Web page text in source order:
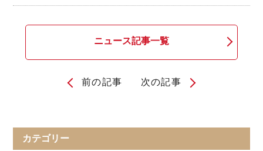
ニュース記事一覧
ナ
前の記事 次の記事
カテゴリー